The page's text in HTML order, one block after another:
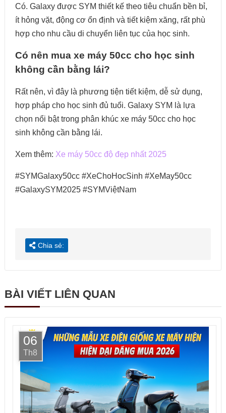
Có. Galaxy được SYM thiết kế theo tiêu chuẩn bền bỉ,
ít hỏng vặt, động cơ ổn định và tiết kiệm xăng, rất phù
hợp cho nhu cầu di chuyển liên tục của học sinh.
Có nên mua xe máy 50cc cho học sinh
không cần bằng lái?
Rất nên, vì đây là phương tiện tiết kiệm, dễ sử dụng,
hợp pháp cho học sinh đủ tuổi. Galaxy SYM là lựa
chọn nổi bật trong phân khúc xe máy 50cc cho học
sinh không cần bằng lái.
Xem thêm: Xe máy 50cc độ đẹp nhất 2025
#SYMGalaxy50cc #XeChoHocSinh #XeMay50cc
#GalaxySYM2025 #SYMViệtNam
Chia sẻ:
BÀI VIẾT LIÊN QUAN
06
Th8